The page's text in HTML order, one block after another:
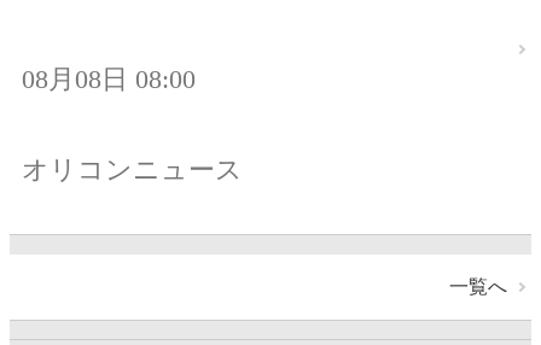
08月08日 08:00
オリコンニュース
一覧へ